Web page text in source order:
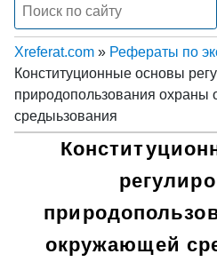
Xreferat.com » Рефераты по
Конституционные основы
природопользования охраны
средыьзования
окружающей